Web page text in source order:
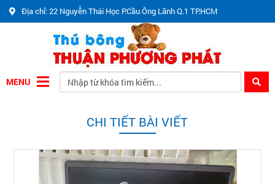
Địa chỉ: 22 Nguyễn Thái Học P.Cầu Ông Lãnh Q.1 TP.HCM
MENU
CHI TIẾT BÀI VIẾT